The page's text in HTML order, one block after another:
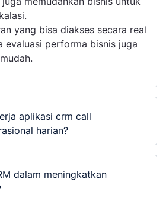
yang bisa diakses secara real
evaluasi performa bisnis juga
aplikasi crm call
harian?
dalam meningkatkan